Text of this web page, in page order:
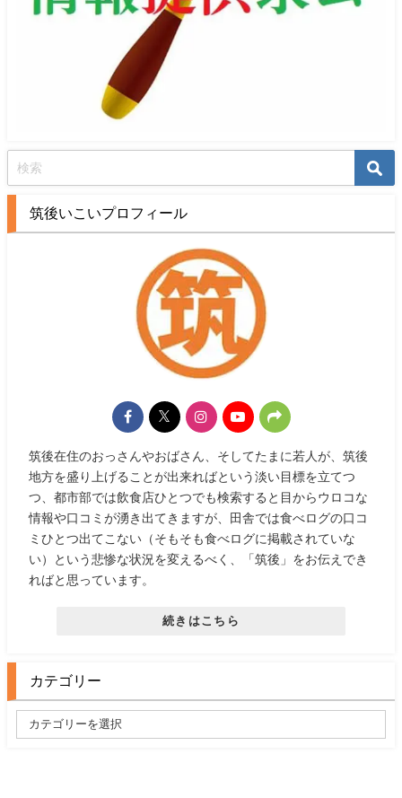
筑後いこいプロフィール
筑後在住のおっさんやおばさん、そしてたまに若人が、筑後
地方を盛り上げることが出来ればという淡い目標を立てつ
つ、都市部では飲食店ひとつでも検索すると目からウロコな
情報や口コミが湧き出てきますが、田舎では食べログの口コ
ミひとつ出てこない（そもそも食べログに掲載されていな
い）という悲惨な状況を変えるべく、「筑後」をお伝えでき
ればと思っています。
続きはこちら
カテゴリー